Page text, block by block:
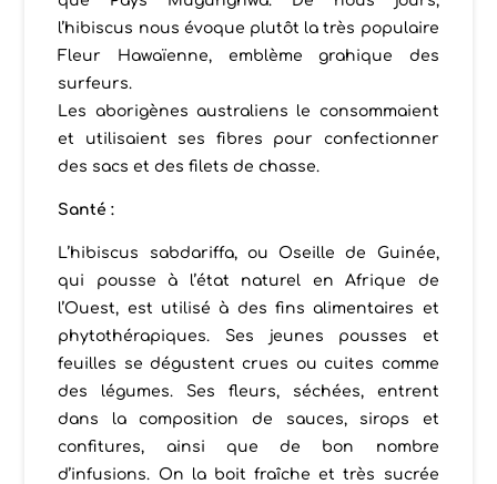
l’hibiscus nous évoque plutôt la très populaire
Fleur Hawaïenne, emblème grahique des
surfeurs.
Les aborigènes australiens le consommaient
et utilisaient ses fibres pour confectionner
des sacs et des filets de chasse.
Santé :
L’hibiscus sabdariffa, ou Oseille de Guinée,
qui pousse à l’état naturel en Afrique de
l’Ouest, est utilisé à des fins alimentaires et
phytothérapiques. Ses jeunes pousses et
feuilles se dégustent crues ou cuites comme
des légumes. Ses fleurs, séchées, entrent
dans la composition de sauces, sirops et
confitures, ainsi que de bon nombre
d’infusions. On la boit fraîche et très sucrée